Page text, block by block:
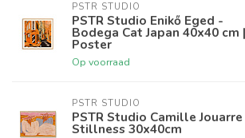
PSTR STUDIO
PSTR Studio Enikő Eged -
Bodega Cat Japan 40x40 cm |
Poster
Op voorraad
PSTR STUDIO
PSTR Studio Camille
Stillness 30x40cm